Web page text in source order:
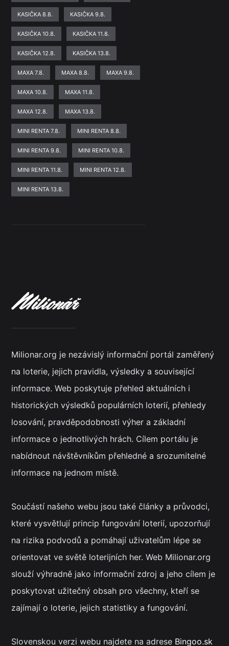
KASIČKA 8.8. KASIČKA 9.8.
KASIČKA 10.8. KASIČKA 11.8.
KASIČKA 12.8. KASIČKA 13.8.
MAXA 7.8. MAXA 8.8. MAXA 9.8.
MAXA 10.8. MAXA 11.8.
MAXA 12.8. MAXA 13.8.
MINI RENTA 7.8. MINI RENTA 8.8.
MINI RENTA 9.8. MINI RENTA 10.8.
MINI RENTA 11.8. MINI RENTA 12.8.
MINI RENTA 13.8.
Milionar.org je nezávislý informační portál zaměřený
na loterie, jejich pravidla, výsledky a související
informace. Web poskytuje přehled aktuálních i
historických výsledků populárních loterií, přehledy
losování, pravděpodobnosti výher a základní
informace o jednotlivých hrách. Cílem portálu je
nabídnout návštěvníkům přehledné a srozumitelné
informace na jednom místě.
Součástí našeho webu jsou také články a průvodci,
které vysvětlují princip fungování loterií, upozorňují
na rizika podvodů a pomáhají uživatelům lépe se
orientovat ve světě loterijních her. Web Milionar.org
slouží výhradně jako informační zdroj a jeho cílem je
poskytovat užitečný obsah pro všechny, kteří se
zajímají o loterie, jejich statistiky a fungování.
Slovenskou verzi webu najdete na adrese Bingoo.sk